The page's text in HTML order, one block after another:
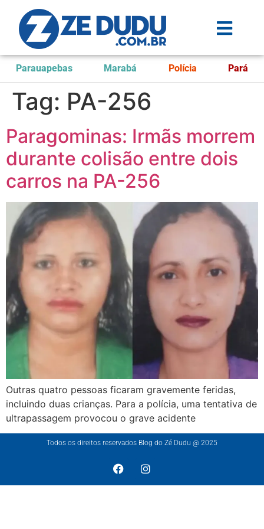
Parauapebas Marabá Polícia Pará
Tag: PA-256
Paragominas: Irmãs morrem
durante colisão entre dois
carros na PA-256
Outras quatro pessoas ficaram gravemente feridas,
incluindo duas crianças. Para a polícia, uma tentativa de
ultrapassagem provocou o grave acidente
Todos os direitos reservados Blog do Zé Dudu @ 2025